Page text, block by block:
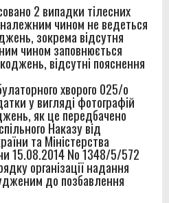
2 випадки тілесних
чином не ведеться
зокрема відсутня
чином заповнюється
відсутні пояснення
хворого 025/о
у вигляді фотографій
як це передбачено
Наказу від
та Міністерства
15.08.2014 No 1348/5/572
організації надання
до позбавлення